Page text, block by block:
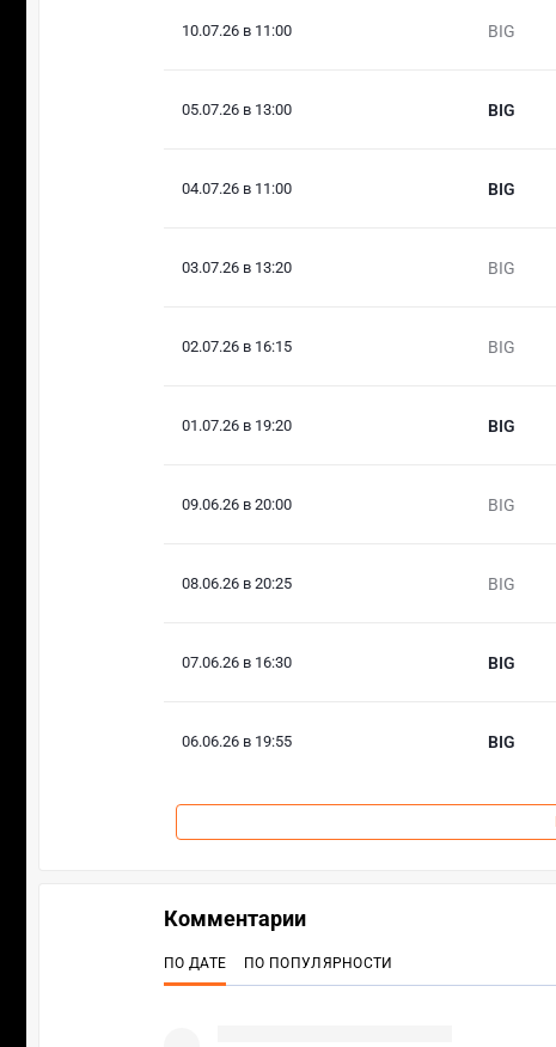
10.07.26 в 11:00 BIG
05.07.26 в 13:00 BIG
04.07.26 в 11:00 BIG
03.07.26 в 13:20 BIG
02.07.26 в 16:15 BIG
01.07.26 в 19:20 BIG
09.06.26 в 20:00 BIG
08.06.26 в 20:25 BIG
07.06.26 в 16:30 BIG
06.06.26 в 19:55 BIG
Комментарии
ПО ДАТЕ ПО ПОПУЛЯРНОСТИ